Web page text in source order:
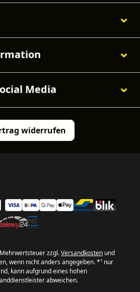
Media
widerrufen
zzgl.Versandkosten und
wenn nicht anders angegeben. *¹ nur
kann aufgrund eines hohen
abweichen.